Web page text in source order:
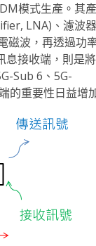
模式生產。其
LNA)、濾波器
磁波，再透過功
息接收端，則是
Sub 6、5G-
的重要性日益增